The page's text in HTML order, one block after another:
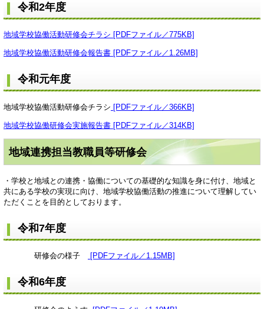
令和2年度
地域学校協働活動研修会チラシ [PDFファイル／775KB]
地域学校協働活動研修会報告書 [PDFファイル／1.26MB]
令和元年度
地域学校協働活動研修会チラシ [PDFファイル／366KB]
地域学校協働研修会実施報告書 [PDFファイル／314KB]
地域連携担当教職員等研修会
・学校と地域との連携・協働についての基礎的な知識を身に付け、地域と
共にある学校の実現に向け、地域学校協働活動の推進について理解してい
ただくことを目的としております。
令和7年度
研修会の様子 [PDFファイル／1.15MB]
令和6年度